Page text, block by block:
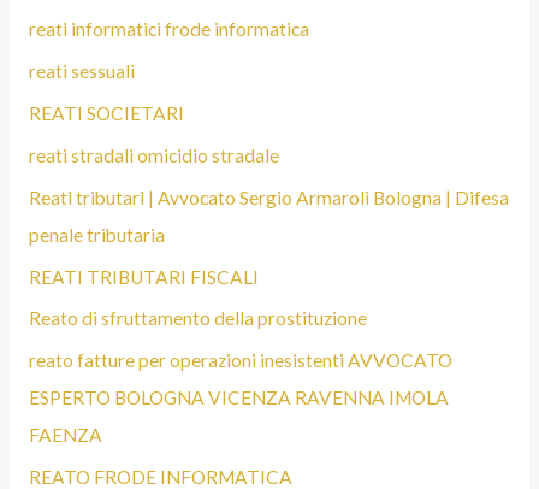
reati informatici frode informatica
reati sessuali
REATI SOCIETARI
reati stradali omicidio stradale
Reati tributari | Avvocato Sergio Armaroli Bologna | Difesa
penale tributaria
REATI TRIBUTARI FISCALI
Reato di sfruttamento della prostituzione
reato fatture per operazioni inesistenti AVVOCATO
ESPERTO BOLOGNA VICENZA RAVENNA IMOLA
FAENZA
REATO FRODE INFORMATICA